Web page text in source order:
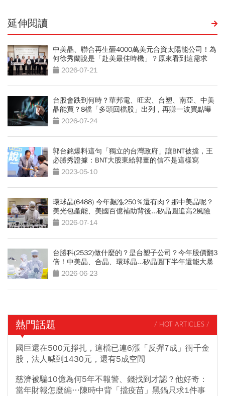
延伸閱讀
中美晶、聯合再生砸4000萬美元合資太陽能公司！為
何徐秀蘭說是「赴美最佳時機」？原來看到這需求
2026-07-21
台股會跌到何時？華邦電、旺宏、台塑、南亞、中美
晶能買？8檔「多頭回檔股」出列，再賺一波買點曝
光 2026-07-24
郭台銘爆料這句「獨立的台灣政府」讓BNT被擋，王
必勝秀證據：BNT大股東給郭董的信不是這樣寫
2023-05-10
環球晶(6488) 今年飆漲250％還有肉？那中美晶呢？
美光包產能、美國百億補助背後...矽晶圓追高2風險
2026-07-14
台勝科(2532)做什麼的？是台塑子公司？今年股價翻3
倍！中美晶、合晶、環球晶...矽晶圓下半年還能大暴
漲？2026-06-23
熱門話題 / HOT ARTICLES /
國巨還在500元掙扎，這檔已連6漲「反彈7成」衝千金
股，法人喊到1430元，還有5成空間
慈濟被騙10億為何5年不報警、錢找到才認？他好奇：
當年財報怎麼編…陳時中背「擋疫苗」黑鍋只求1件事